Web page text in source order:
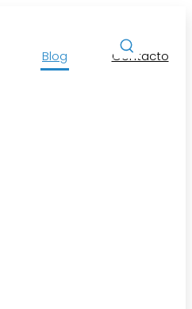
Blog Contacto